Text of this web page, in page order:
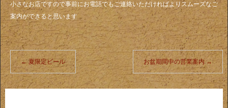
小さなお店ですので事前にお電話でもご連絡いただければよりスムーズなご
案内ができると思います
←夏限定ビール お盆期間中の営業案内→